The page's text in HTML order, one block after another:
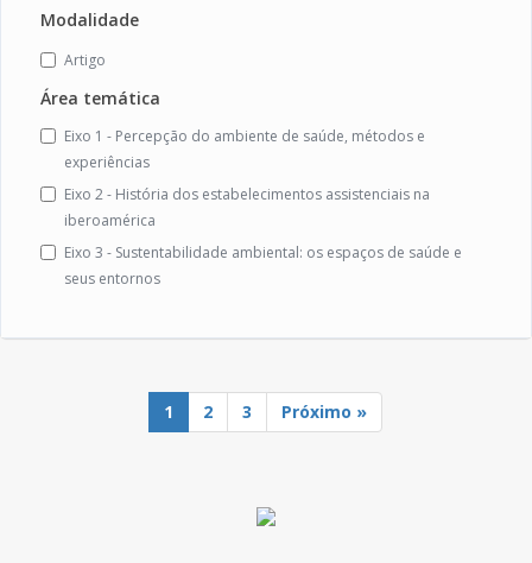
Modalidade
Artigo
Área temática
Eixo 1 - Percepção do ambiente de saúde, métodos e
experiências
Eixo 2 - História dos estabelecimentos assistenciais na
iberoamérica
Eixo 3 - Sustentabilidade ambiental: os espaços de saúde e
seus entornos
1 2 3 Próximo »